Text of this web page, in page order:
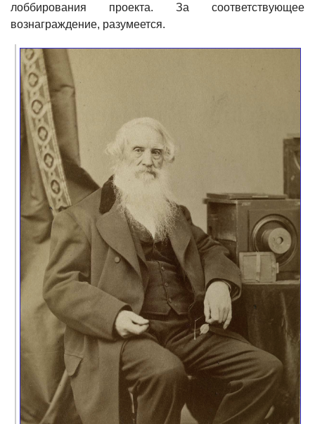
лоббирования проекта. За соответствующее
вознаграждение, разумеется.